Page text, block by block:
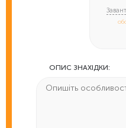
ОПИС ЗНАХІДКИ: